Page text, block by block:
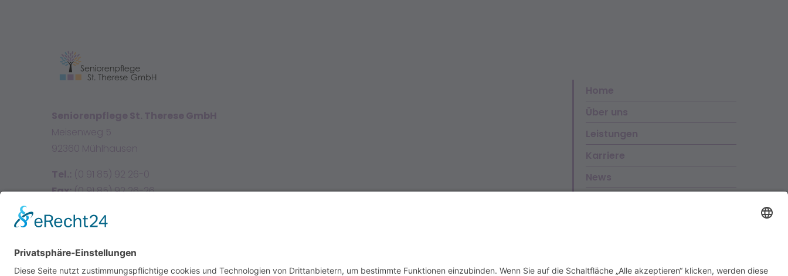
Seniorenpflege St. Therese GmbH
Meisenweg 5
92360 Mühlhausen
Tel.: (0 91 85) 92 26-0
Fax:(0 91 85) 92 26-26
E-Mail: info@sttherese.de
Instagram
Home
Über uns
Leistungen
Karriere
News